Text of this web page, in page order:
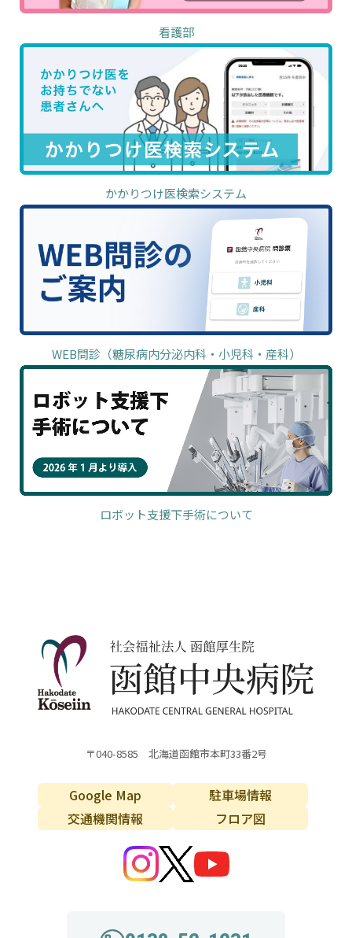
看護部
かかりつけ医検索システム
WEB問診（糖尿病内分泌内科・小児科・産科）
ロボット支援下手術について
〒040-8585 北海道函館市本町33番2号
Google Map
駐車場情報
交通機関情報
フロア図